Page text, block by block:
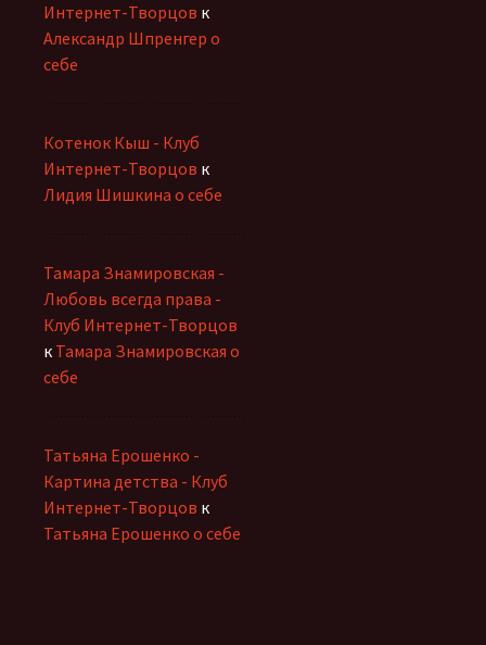
Интернет-Творцов к
Александр Шпренгер о
себе
Котенок Кыш - Клуб
Интернет-Творцов к
Лидия Шишкина о себе
Тамара Знамировская -
Любовь всегда права -
Клуб Интернет-Творцов
к Тамара Знамировская о
себе
Татьяна Ерошенко -
Картина детства - Клуб
Интернет-Творцов к
Татьяна Ерошенко о себе